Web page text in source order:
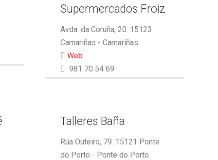
Supermercados Froiz
Avda. da Coruña, 20. 15123
Camariñas - Camariñas
Web
981 70 54 69
Talleres Baña
Rúa Outeiro, 79. 15121 Ponte
do Porto - Ponte do Porto